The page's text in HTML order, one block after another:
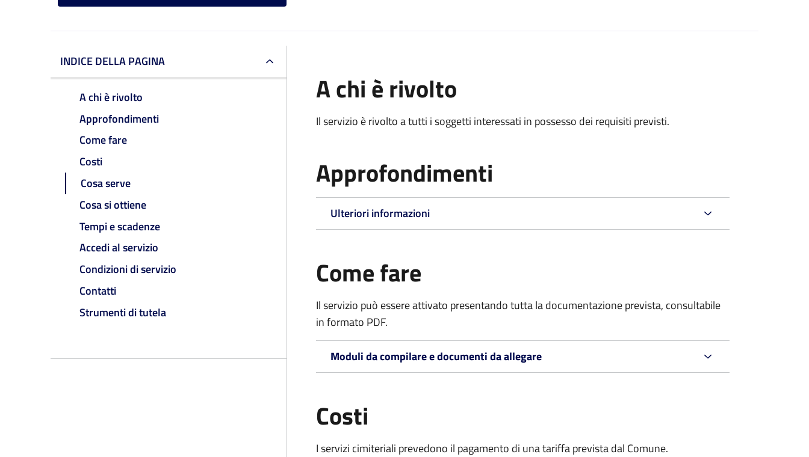
INDICE DELLA PAGINA
A chi è rivolto
Approfondimenti
Come fare
Costi
Cosa serve
Cosa si ottiene
Tempi e scadenze
Accedi al servizio
Condizioni di servizio
Contatti
Strumenti di tutela
A chi è rivolto
Il servizio è rivolto a tutti i soggetti interessati in possesso dei requisiti previsti.
Approfondimenti
Ulteriori informazioni
Come fare
Il servizio può essere attivato presentando tutta la documentazione prevista, consultabile
in formato PDF.
Moduli da compilare e documenti da allegare
Costi
I servizi cimiteriali prevedono il pagamento di una tariffa prevista dal Comune.